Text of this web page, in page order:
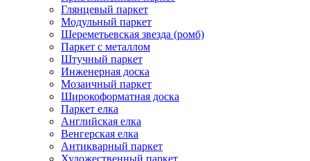
Глянцевый паркет
Модульный паркет
Шереметьевская звезда (ромб)
Паркет с металлом
Штучный паркет
Инженерная доска
Мозаичный паркет
Широкоформатная доска
Паркет елка
Английская елка
Венгерская елка
Антикварный паркет
Художественный паркет